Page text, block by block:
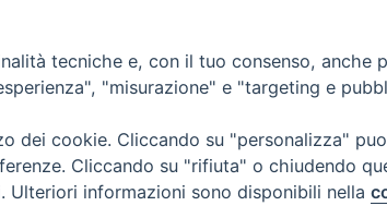
Cookie Policy
tecniche e, con il tuo consenso, anche
"misurazione" e "targeting e
dei cookie. Cliccando su "personalizza"
Cliccando su "rifiuta" o chiudendo
informazioni sono disponibili nella